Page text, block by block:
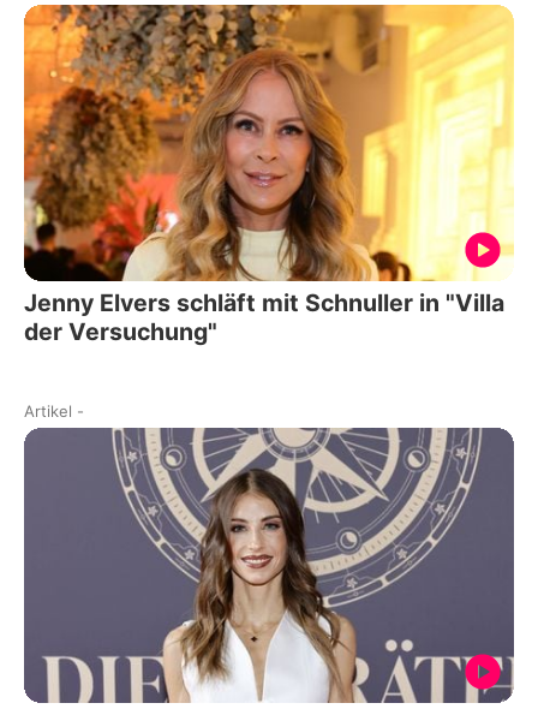
Jenny Elvers schläft mit Schnuller in "Villa
der Versuchung"
Artikel -